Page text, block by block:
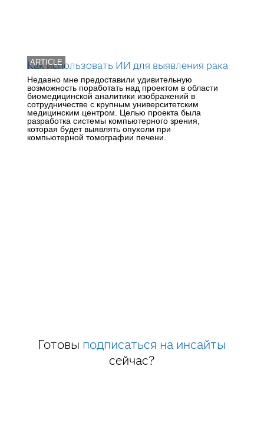
ARTICLE
Как использовать ИИ для выявления рака
Недавно мне предоставили удивительную
возможность поработать над проектом в области
биомедицинской аналитики изображений в
сотрудничестве с крупным университетским
медицинским центром. Целью проекта была
разработка системы компьютерного зрения,
которая будет выявлять опухоли при
компьютерной томографии печени.
Готовы подписаться на инсайты
сейчас?